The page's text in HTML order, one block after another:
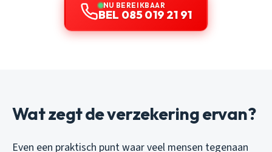
NU BEREIKBAAR
BEL 085 019 21 91
Wat zegt de verzekering ervan?
Even een praktisch punt waar veel mensen tegenaan